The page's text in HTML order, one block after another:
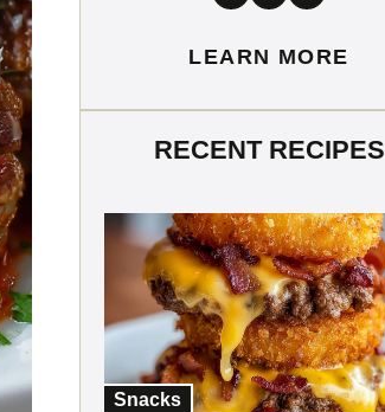
LEARN MORE
RECENT RECIPES
Snacks